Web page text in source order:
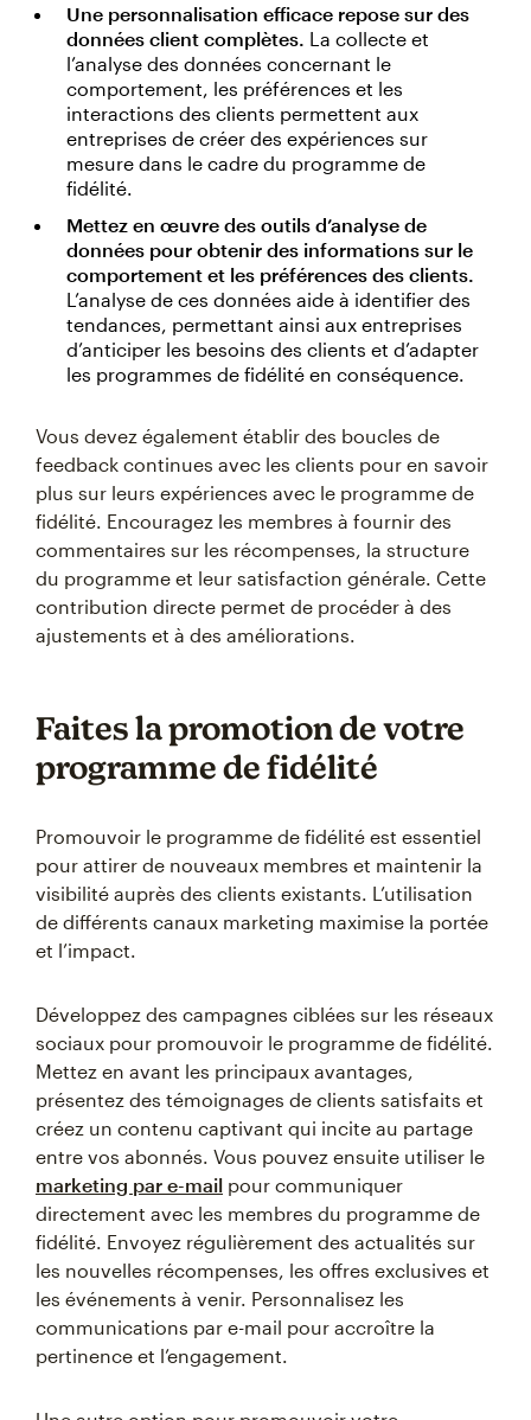
Une personnalisation efficace repose sur des
données client complètes. La collecte et
l’analyse des données concernant le
comportement, les préférences et les
interactions des clients permettent aux
entreprises de créer des expériences sur
mesure dans le cadre du programme de
fidélité.
Mettez en œuvre des outils d’analyse de
données pour obtenir des informations sur le
comportement et les préférences des clients.
L’analyse de ces données aide à identifier des
tendances, permettant ainsi aux entreprises
d’anticiper les besoins des clients et d’adapter
les programmes de fidélité en conséquence.
Vous devez également établir des boucles de
feedback continues avec les clients pour en savoir
plus sur leurs expériences avec le programme de
fidélité. Encouragez les membres à fournir des
commentaires sur les récompenses, la structure
du programme et leur satisfaction générale. Cette
contribution directe permet de procéder à des
ajustements et à des améliorations.
Faites la promotion de votre
programme de fidélité
Promouvoir le programme de fidélité est essentiel
pour attirer de nouveaux membres et maintenir la
visibilité auprès des clients existants. L’utilisation
de différents canaux marketing maximise la portée
et l’impact.
Développez des campagnes ciblées sur les réseaux
sociaux pour promouvoir le programme de fidélité.
Mettez en avant les principaux avantages,
présentez des témoignages de clients satisfaits et
créez un contenu captivant qui incite au partage
entre vos abonnés. Vous pouvez ensuite utiliser le
marketing par e-mail pour communiquer
directement avec les membres du programme de
fidélité. Envoyez régulièrement des actualités sur
les nouvelles récompenses, les offres exclusives et
les événements à venir. Personnalisez les
communications par e-mail pour accroître la
pertinence et l’engagement.